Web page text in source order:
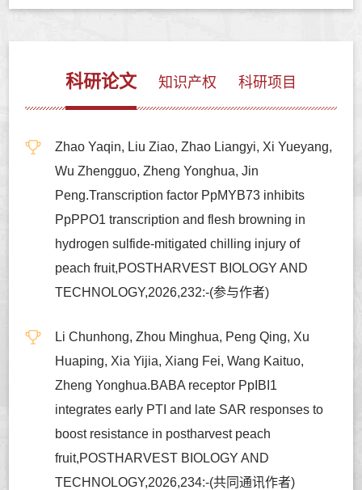
科研论文 知识产权 科研项目
Zhao Yaqin, Liu Ziao, Zhao Liangyi, Xi Yueyang,
Wu Zhengguo, Zheng Yonghua, Jin
Peng.Transcription factor PpMYB73 inhibits
PpPPO1 transcription and flesh browning in
hydrogen sulfide-mitigated chilling injury of
peach fruit,POSTHARVEST BIOLOGY AND
TECHNOLOGY,2026,232:-(参与作者)
Li Chunhong, Zhou Minghua, Peng Qing, Xu
Huaping, Xia Yijia, Xiang Fei, Wang Kaituo,
Zheng Yonghua.BABA receptor PpIBI1
integrates early PTI and late SAR responses to
boost resistance in postharvest peach
fruit,POSTHARVEST BIOLOGY AND
TECHNOLOGY,2026,234:-(共同通讯作者)